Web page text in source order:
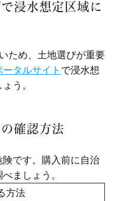
浸水想定区域に
ため、土地選びが重要
タルサイト で浸水想
う。
確認方法
です。購入前に自治
ましょう。
方法